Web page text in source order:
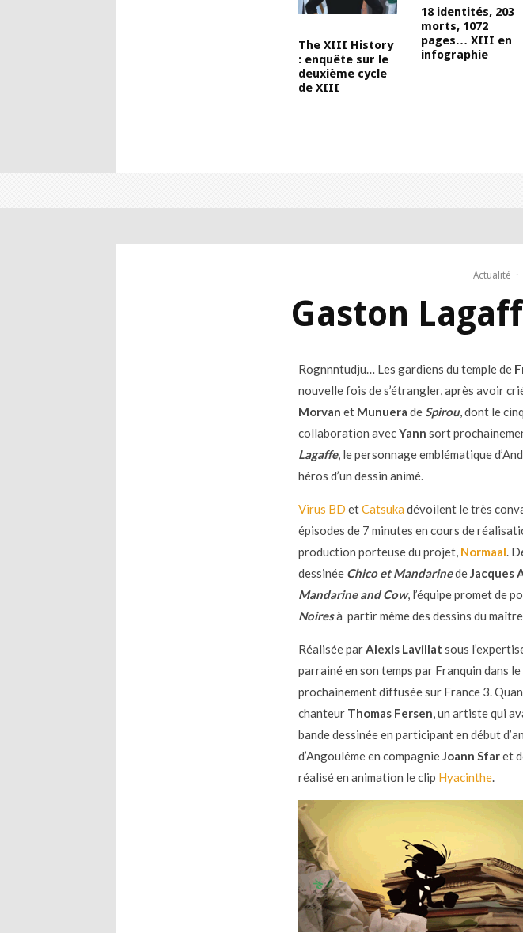
The XIII History
: enquête sur le
deuxième cycle
de XIII
18 identités, 203
morts, 1072
pages… XIII en
infographie
Actualité ·
Gaston
Rognnntudju… Les gardiens du temple de
nouvelle fois de s’étrangler, après avoir
Morvan et Munuera deSpirou, dont le
collaboration avecYann sort
Lagaffe, le personnage emblématique
héros d’un dessin animé.
Virus BD etCatsuka dévoilent le très
épisodes de 7 minutes en cours de
production porteuse du projet, Normaal.
dessinée Chico et MandarinedeJacques
Mandarine and Cow, l’équipe promet de
Noiresà partir même des dessins du
Réalisée parAlexis Lavillat sous
parrainé en son temps par Franquin dans
prochainement diffusée sur France 3.
chanteur Thomas Fersen, un artiste qui
bande dessinée en participant en début
d’Angoulême en compagnieJoann Sfaret
réalisé en animation le clip Hyacinthe.